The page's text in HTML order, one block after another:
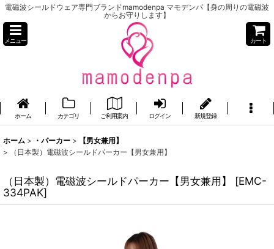
電磁波シールドウェア専門ブランドmamodenpa マモデンパ【身の周りの電磁波
からお守りします】
メニュー カート
ホーム カテゴリ ご利用案内 ログイン 新規登録
ホーム > ・パーカー >
【男女兼用】
>
（日本製）電磁波シールドパーカー【男女兼用】
（日本製）電磁波シールドパーカー【男女兼用】 [EMC-
334PAK]